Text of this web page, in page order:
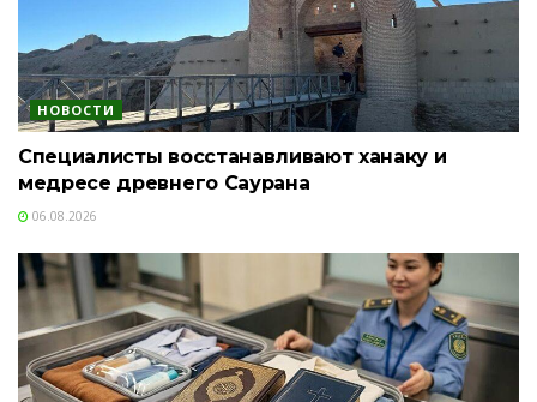
НОВОСТИ
Специалисты восстанавливают ханаку и
медресе древнего Саурана
06.08.2026